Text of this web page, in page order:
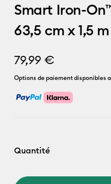
Smart Iron-
63,5 cm x 1,5
79,99 €
Options de paiement disponibles
Quantité